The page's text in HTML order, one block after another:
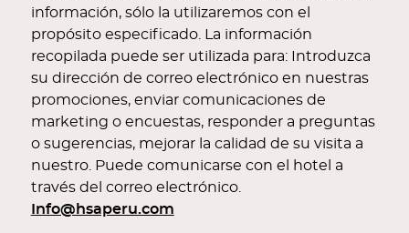
información, sólo la utilizaremos con el
propósito especificado. La información
recopilada puede ser utilizada para: Introduzca
su dirección de correo electrónico en nuestras
promociones, enviar comunicaciones de
marketing o encuestas, responder a preguntas
o sugerencias, mejorar la calidad de su visita a
nuestro. Puede comunicarse con el hotel a
través del correo electrónico.
Info@hsaperu.com